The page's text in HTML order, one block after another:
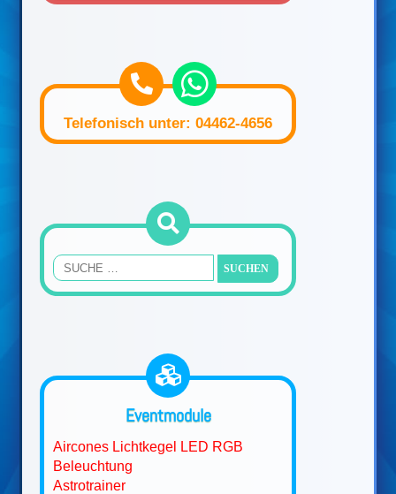
Telefonisch unter: 04462-4656
Eventmodule
Aircones Lichtkegel LED RGB
Beleuchtung
Astrotrainer